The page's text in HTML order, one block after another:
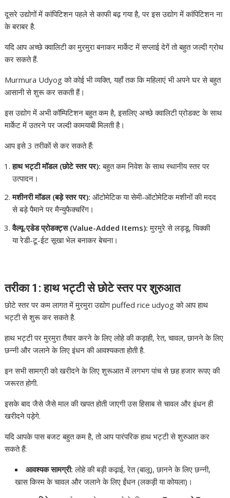
दूसरे उद्योगों में कांपिटिशन पहले से काफी बढ़ गया है, पर इस उद्योग में कांपिटिशन ना
के बराबर है.
यदि आप अच्छे क्वालिटी का मुरमुरा बनाकर मार्केट में सप्लाई देगें तो बहुत जल्दी ग्रोथ
कर सकते हैं.
Murmura Udyog को कोई भी व्यक्ति, यहाँ तक कि महिलाएं भी अपने घर से बहुत
आसानी से शुरू कर सकती हैं।
इस उद्योग में अभी कॉम्पिटिशन बहुत कम है, इसलिए अच्छे क्वालिटी प्रोडक्ट के साथ
मार्केट में उतरने पर जल्दी कामयाबी मिलती है।
आप इसे 3 तरीकों से कर सकते हैं:
हाथ भट्टी मॉडल (छोटे स्तर पर): बहुत कम निवेश के साथ स्थानीय स्तर पर
उत्पादन।
मशीनरी मॉडल (बड़े स्तर पर): ऑटोमेटिक या सेमी-ऑटोमेटिक मशीनों की मदद
से बड़े पैमाने पर मैन्युफैक्चरिंग।
वैल्यू-एडेड प्रोडक्ट्स (Value-Added Items): मुरमुरे से लड्डू, चिक्की
या रेडी-टू-ईट सूखा भेल बनाकर बेचना।
तरीका 1: हाथ भट्टी से छोटे स्तर पर शुरुआत
छोटे स्तर पर कम लागत में मुरमुरा उद्योग puffed rice udyog को आप हाथ
भट्टी से शुरू कर सकते है.
हाथ भट्टी पर मुरमुरा तैयार करने के लिए लोहे की कड़ाही, रेत, चावल, छानने के लिए
छन्नी और जलाने के लिए इंधन की आवश्यकता होती है.
इन सभी सामग्री को खरीदने के लिए शुरूआत में लगभग पांच से छह हजार रूपए की
जरूरत होगी.
इसके बाद जैसे जैसे माल की खपत होती जाएगी उस हिसाब से चावल और इंधन ही
खरीदने पड़ेगे.
यदि आपके पास बजट बहुत कम है, तो आप पारंपरिक हाथ भट्टी से शुरुआत कर
सकते हैं:
आवश्यक सामग्री: लोहे की बड़ी कढ़ाई, रेत (बालू), छानने के लिए छन्नी,
खास किस्म के चावल और जलाने के लिए ईंधन (लकड़ी या कोयला)।